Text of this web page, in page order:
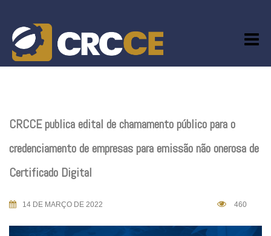
content
CRCCE publica edital de chamamento público para o
credenciamento de empresas para emissão não onerosa de
Certificado Digital
14 DE MARÇO DE 2022 460